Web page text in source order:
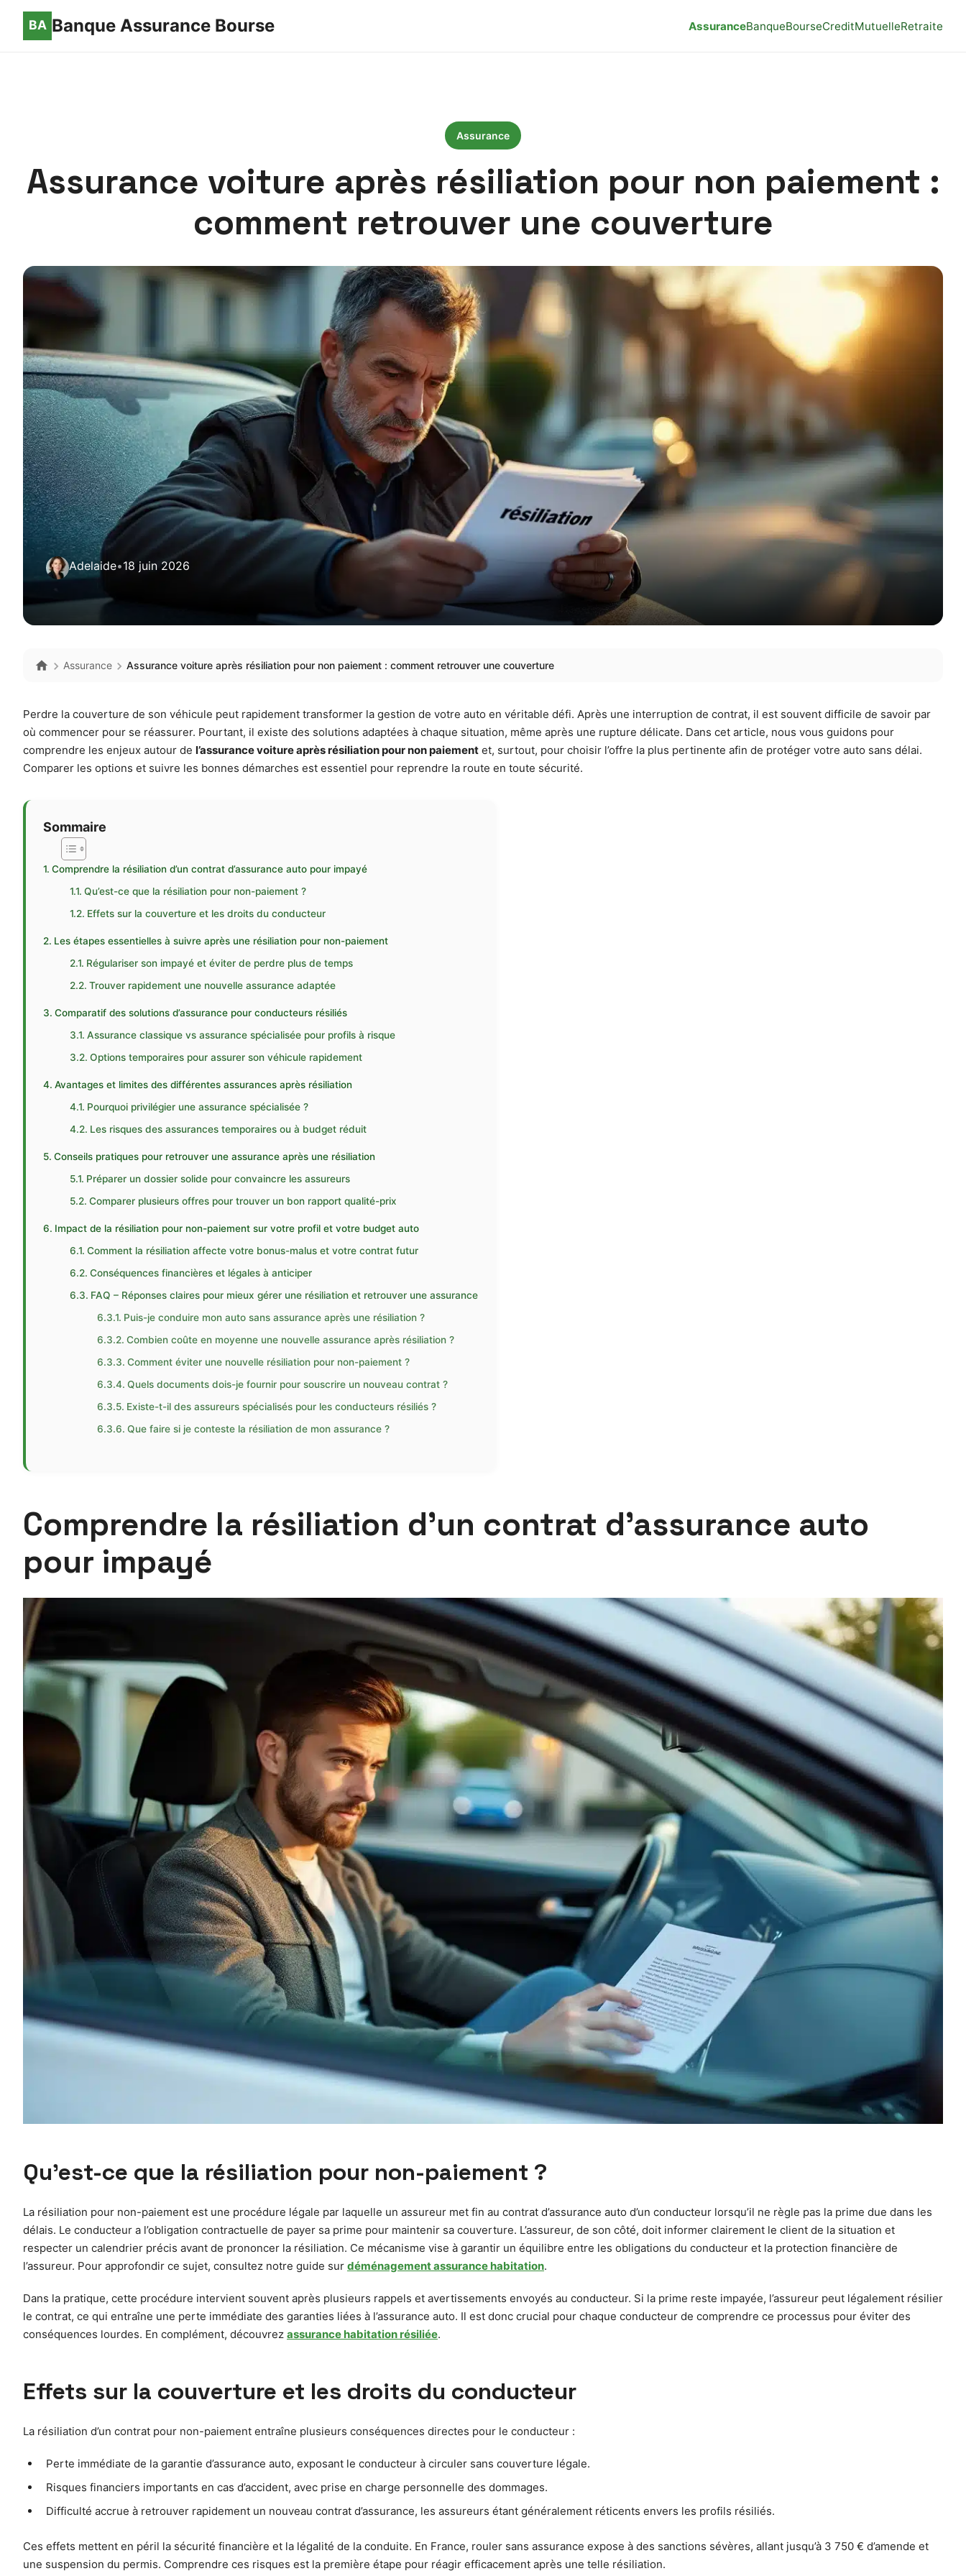
Banque Assurance Bourse AssuranceBanqueBourseCreditMutuelleRetraite
Assurance
Assurance voiture après résiliation pour non paiement :
comment retrouver une couverture
Adelaide•18 juin 2026
Assurance Assurance voiture après résiliation pour non paiement : comment retrouver une couverture
Perdre la couverture de son véhicule peut rapidement transformer la gestion de votre auto en véritable défi. Après une interruption de contrat, il est souvent difficile de savoir par
où commencer pour se réassurer. Pourtant, il existe des solutions adaptées à chaque situation, même après une rupture délicate. Dans cet article, nous vous guidons pour
comprendre les enjeux autour de l’assurance voiture après résiliation pour non paiement et, surtout, pour choisir l’offre la plus pertinente afin de protéger votre auto sans délai.
Comparer les options et suivre les bonnes démarches est essentiel pour reprendre la route en toute sécurité.
Sommaire
Comprendre la résiliation d’un contrat d’assurance auto pour impayé
Qu’est-ce que la résiliation pour non-paiement ?
Effets sur la couverture et les droits du conducteur
Les étapes essentielles à suivre après une résiliation pour non-paiement
Régulariser son impayé et éviter de perdre plus de temps
Trouver rapidement une nouvelle assurance adaptée
Comparatif des solutions d’assurance pour conducteurs résiliés
Assurance classique vs assurance spécialisée pour profils à risque
Options temporaires pour assurer son véhicule rapidement
Avantages et limites des différentes assurances après résiliation
Pourquoi privilégier une assurance spécialisée ?
Les risques des assurances temporaires ou à budget réduit
Conseils pratiques pour retrouver une assurance après une résiliation
Préparer un dossier solide pour convaincre les assureurs
Comparer plusieurs offres pour trouver un bon rapport qualité-prix
Impact de la résiliation pour non-paiement sur votre profil et votre budget auto
Comment la résiliation affecte votre bonus-malus et votre contrat futur
Conséquences financières et légales à anticiper
FAQ – Réponses claires pour mieux gérer une résiliation et retrouver une assurance
Puis-je conduire mon auto sans assurance après une résiliation ?
Combien coûte en moyenne une nouvelle assurance après résiliation ?
Comment éviter une nouvelle résiliation pour non-paiement ?
Quels documents dois-je fournir pour souscrire un nouveau contrat ?
Existe-t-il des assureurs spécialisés pour les conducteurs résiliés ?
Que faire si je conteste la résiliation de mon assurance ?
Comprendre la résiliation d’un contrat d’assurance auto
pour impayé
Qu’est-ce que la résiliation pour non-paiement ?
La résiliation pour non-paiement est une procédure légale par laquelle un assureur met fin au contrat d’assurance auto d’un conducteur lorsqu’il ne règle pas la prime due dans les
délais. Le conducteur a l’obligation contractuelle de payer sa prime pour maintenir sa couverture. L’assureur, de son côté, doit informer clairement le client de la situation et
respecter un calendrier précis avant de prononcer la résiliation. Ce mécanisme vise à garantir un équilibre entre les obligations du conducteur et la protection financière de
l’assureur. Pour approfondir ce sujet, consultez notre guide sur déménagement assurance habitation.
Dans la pratique, cette procédure intervient souvent après plusieurs rappels et avertissements envoyés au conducteur. Si la prime reste impayée, l’assureur peut légalement résilier
le contrat, ce qui entraîne une perte immédiate des garanties liées à l’assurance auto. Il est donc crucial pour chaque conducteur de comprendre ce processus pour éviter des
conséquences lourdes. En complément, découvrez assurance habitation résiliée.
Effets sur la couverture et les droits du conducteur
La résiliation d’un contrat pour non-paiement entraîne plusieurs conséquences directes pour le conducteur :
Perte immédiate de la garantie d’assurance auto, exposant le conducteur à circuler sans couverture légale.
Risques financiers importants en cas d’accident, avec prise en charge personnelle des dommages.
Difficulté accrue à retrouver rapidement un nouveau contrat d’assurance, les assureurs étant généralement réticents envers les profils résiliés.
Ces effets mettent en péril la sécurité financière et la légalité de la conduite. En France, rouler sans assurance expose à des sanctions sévères, allant jusqu’à 3 750 € d’amende et
une suspension du permis. Comprendre ces risques est la première étape pour réagir efficacement après une telle résiliation.